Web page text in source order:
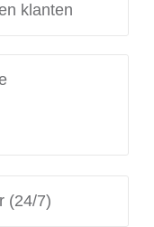
klanten
(24/7)